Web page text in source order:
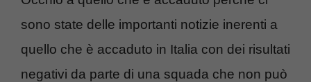
sono state delle importanti notizie inerenti a
quello che è accaduto in Italia con dei risultati
negativi da parte di una squada che non può